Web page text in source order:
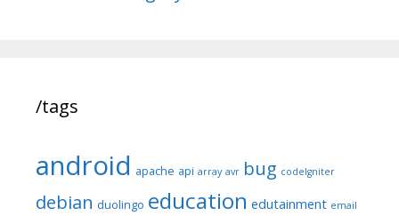
/tags
android apache api array avr bug codeIgniter
debian duolingo education edutainment email